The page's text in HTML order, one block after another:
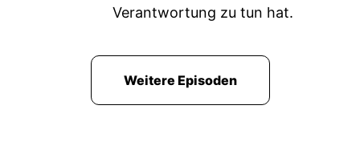
Verantwortung zu tun hat.
Weitere Episoden